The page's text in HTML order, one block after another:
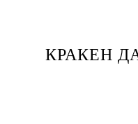
КРАКЕН